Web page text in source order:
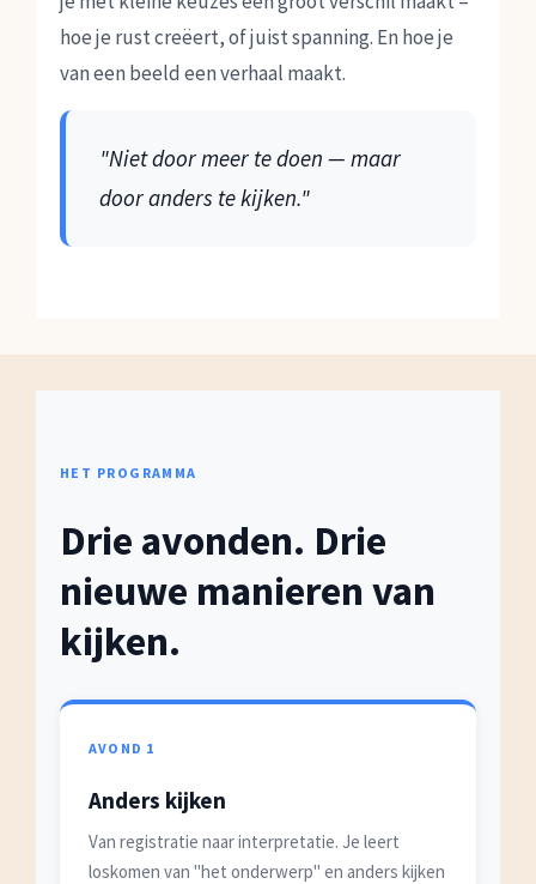
hoe je rust creëert, of juist spanning. En hoe je
van een beeld een verhaal maakt.
"Niet door meer te doen — maar
door anders te kijken."
HET PROGRAMMA
Drie avonden. Drie
nieuwe manieren van
kijken.
AVOND 1
Anders kijken
Van registratie naar interpretatie. Je leert
loskomen van "het onderwerp" en anders kijken